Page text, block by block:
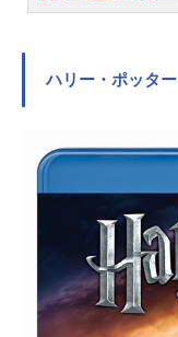
ハリー・ポッター